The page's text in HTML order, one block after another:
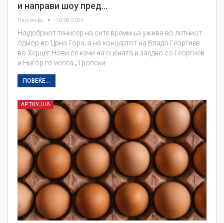
и направи шоу пред…
Плусинфо 10/08/2026
Најдобриот тенисер на сите времиња ужива во летниот
одмор во Црна Гора, а на концертот на Владо Георгиев
во Херцег Нови се качи на сцената и заедно со Георгиев
и Нигор го испеа „Тропски…
ПОВЕЌЕ...
АРТКУЈНА